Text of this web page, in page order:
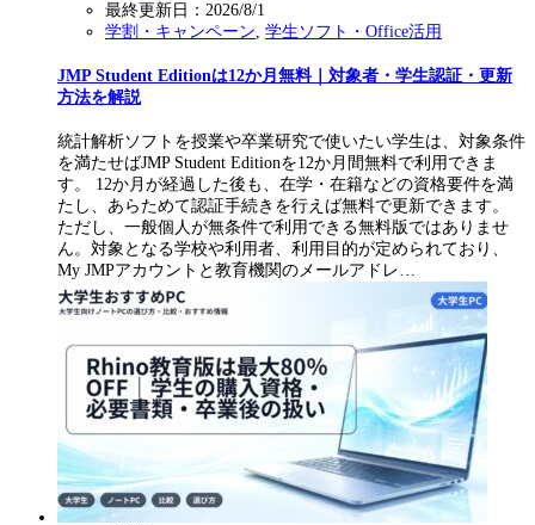
最終更新日： 2026/8/1
学割・キャンペーン, 学生ソフト・Office活用
JMP Student Editionは12か月無料｜対象者・学生認証・更新
方法を解説
統計解析ソフトを授業や卒業研究で使いたい学生は、対象条件
を満たせばJMP Student Editionを12か月間無料で利用できま
す。 12か月が経過した後も、在学・在籍などの資格要件を満
たし、あらためて認証手続きを行えば無料で更新できます。
ただし、一般個人が無条件で利用できる無料版ではありませ
ん。対象となる学校や利用者、利用目的が定められており、
My JMPアカウントと教育機関のメールアドレ…